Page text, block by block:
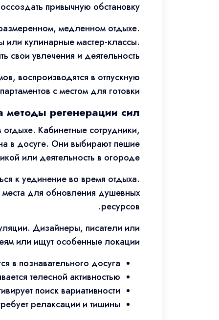
привычную обстановку.
медленном отдыхе.
кулинарные мастер-классы.
свои увлечения и деятельность.
воспроизводятся в отпускную
с местом для готовки.
регенерации сил
Кабинетные сотрудники,
в досуге. Они выбирают пешие
или деятельность в огороде.
к уединение во время отдыха.
места для обновления душевных
ресурсов.
Дизайнеры, писатели или
или ищут особенные локации.
в познавательного досуга
телесной активностью
поиск вариативности
релаксации и тишины